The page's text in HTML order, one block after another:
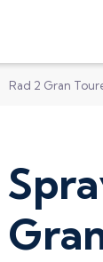
Rad 2 Gran